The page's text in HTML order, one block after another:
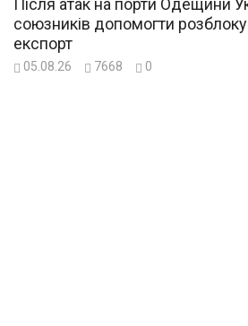
Після атак на порти Одещини
союзників допомогти
експорт
05.08.26 7668 0